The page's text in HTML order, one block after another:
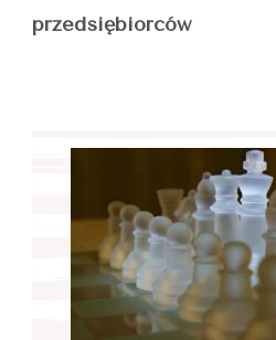
przedsiębiorców